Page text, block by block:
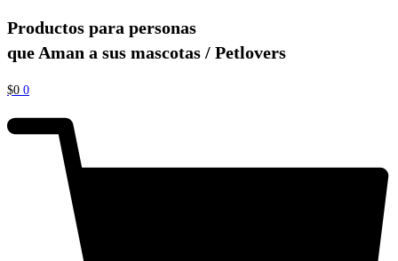
Productos para personas
que Aman a sus mascotas / Petlovers
$0 0